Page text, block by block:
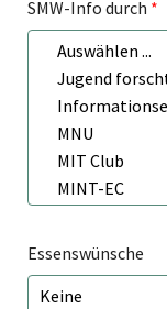
SMW-Info durch *
Essenswünsche